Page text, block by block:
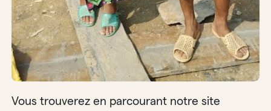
Vous trouverez en parcourant notre site